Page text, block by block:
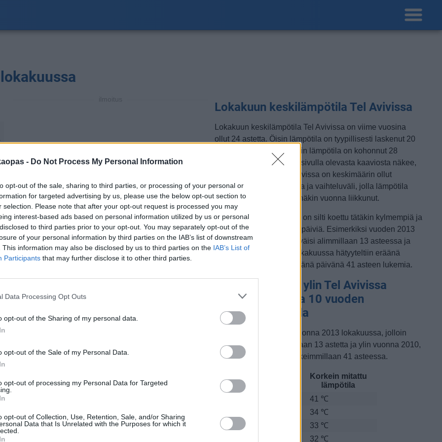
- Do Not Process My Personal Information
opt-out of the sale, sharing to third parties, or processing of your personal or
for targeted advertising by us, please use the below opt-out section to
selection. Please note that after your opt-out request is processed you may
interest-based ads based on personal information utilized by us or personal
to third parties prior to your opt-out. You may separately opt-out of the
of your personal information by third parties on the IAB’s list of downstream
This information may also be disclosed by us to third parties on the IAB’s List of
Participants that may further disclose it to other third parties.
Data Processing Opt Outs
opt-out of the Sharing of my personal data.
opt-out of the Sale of my Personal Data.
opt-out of processing my Personal Data for Targeted
opt-out of Collection, Use, Retention, Sale, and/or Sharing
Data that Is Unrelated with the Purposes for which it
Lokakuun keskilämpötila Tel Avivissa
Lokakuun keskilämpötila Tel Avivissa on viime vuosina
ollut 24 astetta. Öisin lämpötila on tyypillisesti laskenut 20
asteen tienoille, ja päivisin lämpötila on kohonnut 28
asteen tuntumaan. Tällä sivulla olevasta kaaviosta näkee,
miten lämmin sää Tel Avivissa on keskimäärin ollut
lokakuussa viime vuosina ja vaihteluväli, jolla lämpötila
tavallisina päivinä on minäkin vuonna liikkunut.
Hetkellisesti Tel Avivissa on silti koettu tätäkin kylmempiä ja
lämpimämpiä lokakuisia päiviä. Esimerkiksi vuoden 2013
lokakuussa lämpötila käväisi alimmillaan 13 asteessa ja
toisaalta vuonna 2010 lokakuussa hätyyteltiin eräänä
poikkeuksellisen lämpimänä päivänä 41 asteen lukemia.
10 vuoden tarkastelujaksolla
Mikä on Tel Avivin tavanomainen lämpötila lokakuussa.
keskilämpötila
keskimäärin
2011
24 ℃ 20 ℃
28 ℃
2012
2014
23 ℃ 19 ℃
28 ℃
Lokakuun alin ja ylin Tel Avivissa
mitattu lämpötila 10 vuoden
tarkastelujaksolla
Alin lämpötila mitattiin vuonna 2013 lokakuussa, jolloin
lämpötila oli matalimmillaan 13 astetta ja ylin vuonna 2010,
jolloin lämpötila kävi korkeimmillaan 41 asteessa.
Vuosi
Korkein mitattu
lämpötila
41 ℃
34 ℃
2012
16 ℃
33 ℃
32 ℃